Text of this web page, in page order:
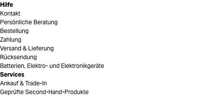
Hilfe
Kontakt
Persönliche Beratung
Bestellung
Zahlung
Versand & Lieferung
Rücksendung
Batterien, Elektro- und Elektronikgeräte
Services
Ankauf & Trade-In
Geprüfte Second-Hand-Produkte